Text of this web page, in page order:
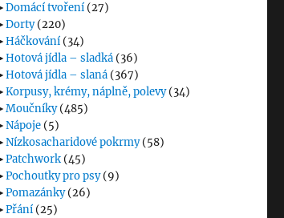
Domácí tvoření (27)
Dorty(220)
Háčkování (34)
Hotová jídla – sladká (36)
Hotová jídla – slaná (367)
Korpusy, krémy, náplně, polevy(34)
Moučníky(485)
Nápoje (5)
Nízkosacharidové pokrmy(58)
Patchwork (45)
Pochoutky pro psy(9)
Pomazánky(26)
Přání (25)